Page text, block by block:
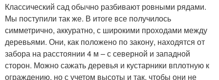
Классический сад обычно разбивают ровными рядами.
Мы поступили так же. В итоге все получилось
симметрично, аккуратно, с широкими проходами между
деревьями. Они, как положено по закону, находятся от
забора на расстоянии 4 м – с северной и западной
сторон. Можно сажать деревья и кустарники вплотную к
ограждению, но с учетом высоты и так, чтобы они не